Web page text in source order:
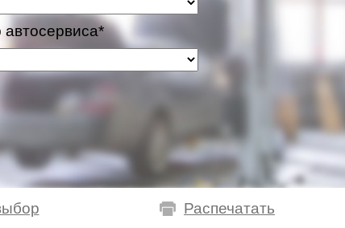
Распечатать